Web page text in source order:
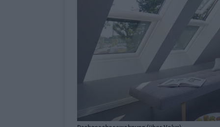
[ Mai 2026 ] ESC 2026: Ein
KOMMENTAR